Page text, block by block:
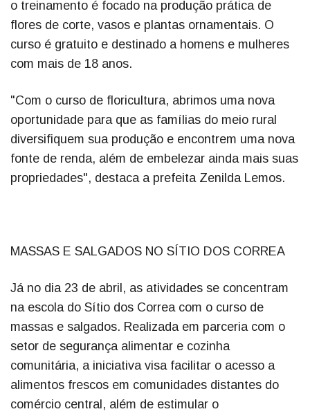
o treinamento é focado na produção prática de
flores de corte, vasos e plantas ornamentais. O
curso é gratuito e destinado a homens e mulheres
com mais de 18 anos.
"Com o curso de floricultura, abrimos uma nova
oportunidade para que as famílias do meio rural
diversifiquem sua produção e encontrem uma nova
fonte de renda, além de embelezar ainda mais suas
propriedades", destaca a prefeita Zenilda Lemos.
MASSAS E SALGADOS NO SÍTIO DOS CORREA
Já no dia 23 de abril, as atividades se concentram
na escola do Sítio dos Correa com o curso de
massas e salgados. Realizada em parceria com o
setor de segurança alimentar e cozinha
comunitária, a iniciativa visa facilitar o acesso a
alimentos frescos em comunidades distantes do
comércio central, além de estimular o